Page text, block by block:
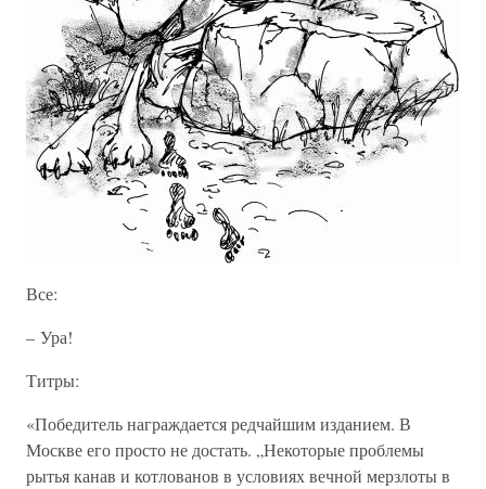
Все:
– Ура!
Титры:
«Победитель награждается редчайшим изданием. В
Москве его просто не достать. „Некоторые проблемы
рытья канав и котлованов в условиях вечной мерзлоты в